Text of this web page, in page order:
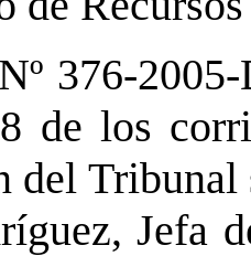
376-
de los
del
Jefa